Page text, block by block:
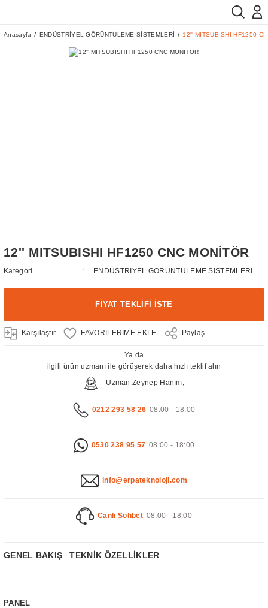
Anasayfa ENDÜSTRİYEL GÖRÜNTÜLEME SİSTEMLERİ 12'' MITSUBISHI HF1250
12'' MITSUBISHI HF1250 CNC MONİTÖR
Kategori ENDÜSTRİYEL GÖRÜNTÜLEME SİSTEMLERİ
FİYAT TEKLİFİ İSTE
Karşılaştır Paylaş
Ya da
ilgili ürün uzmanı ile görüşerek daha hızlı teklif alın
Uzman Zeynep Hanım;
0212 293 58 26 08:00 - 18:00
0530 238 95 57 08:00 - 18:00
info@erpateknoloji.com
Canlı Sohbet 08:00 - 18:00
GENEL BAKIŞ TEKNİK ÖZELLİKLER
PANEL